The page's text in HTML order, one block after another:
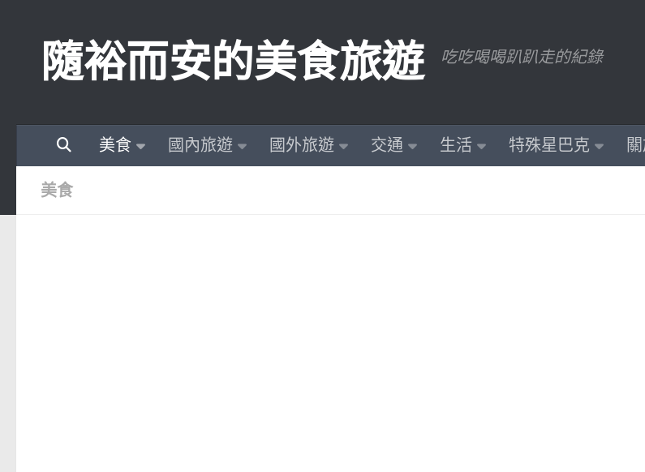
隨裕而安的美食旅遊 吃吃喝喝趴趴走的紀錄
美食 國內旅遊 國外旅遊 交通 生活 特殊星巴克
美食